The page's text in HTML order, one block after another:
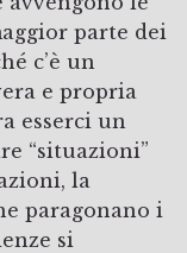
parte dei
c’è un
e propria
esserci un
“situazioni”
la
paragonano i
si